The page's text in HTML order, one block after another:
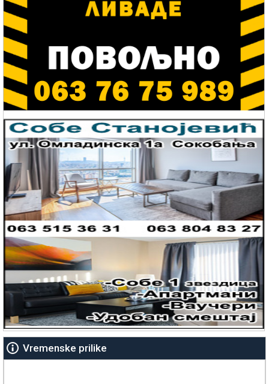
Vremenske prilike